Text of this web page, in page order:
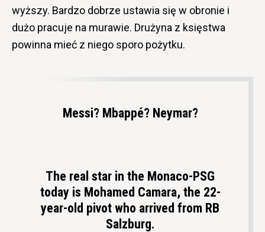
wyższy. Bardzo dobrze ustawia się w obronie i
dużo pracuje na murawie. Drużyna z księstwa
powinna mieć z niego sporo pożytku.
Messi? Mbappé? Neymar?
The real star in the Monaco-PSG
today is Mohamed Camara, the 22-
year-old pivot who arrived from RB
Salzburg.